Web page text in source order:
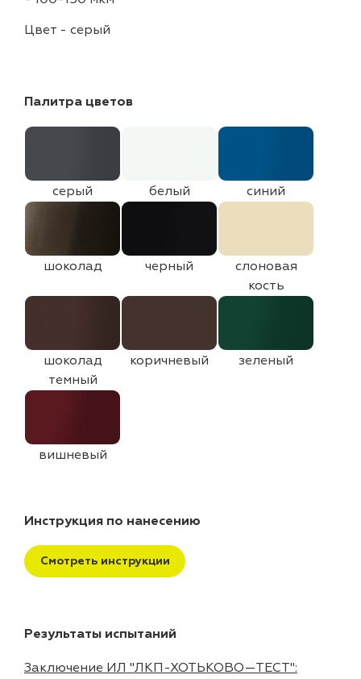
Цвет - серый
Палитра цветов
серый белый синий
шоколад черный
слоновая
кость
шоколад
темный
коричневый зеленый
вишневый
Инструкция по нанесению
Смотреть инструкции
Результаты испытаний
Заключение ИЛ "ЛКП-ХОТЬКОВО—ТЕСТ":